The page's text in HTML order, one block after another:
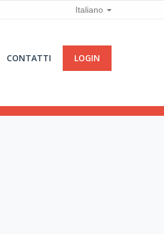
Italiano
CONTATTI LOGIN